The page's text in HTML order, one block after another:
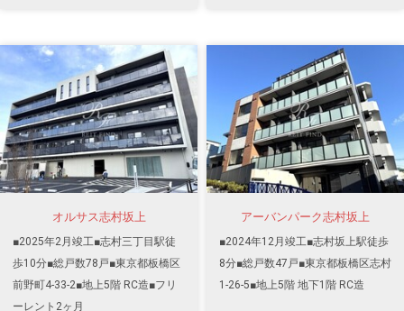
オルサス志村坂上
■2025年2月竣工■志村三丁目駅徒
歩10分■総戸数78戸■東京都板橋区
前野町4-33-2■地上5階 RC造■フリ
ーレント2ヶ月
アーバンパーク志村坂上
■2024年12月竣工■志村坂上駅徒歩
8分■総戸数47戸■東京都板橋区志村
1-26-5■地上5階 地下1階 RC造